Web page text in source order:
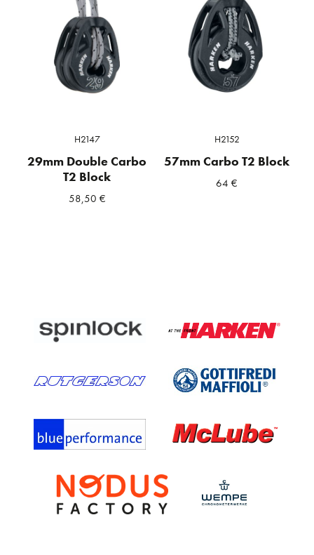
H2147
29mm Double Carbo
T2 Block
58,50 €
H2152
57mm Carbo T2 Block
64€